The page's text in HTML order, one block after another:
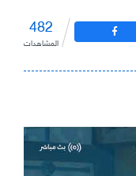
482
المشاهدات